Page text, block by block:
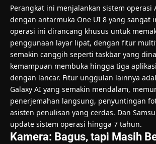
Perangkat ini menjalankan sistem operasi
dengan antarmuka One UI 8 yang sangat
operasi ini dirancang khusus untuk
penggunaan layar lipat, dengan fitur
semakin canggih seperti taskbar yang
kemampuan membuka hingga tiga
dengan lancar. Fitur unggulan lainnya
Galaxy AI yang semakin mendalam,
penerjemahan langsung, penyuntingan
asisten penulisan yang cerdas. Dan
update sistem operasi hingga 7 tahun.
Kamera: Bagus, tapi Masih